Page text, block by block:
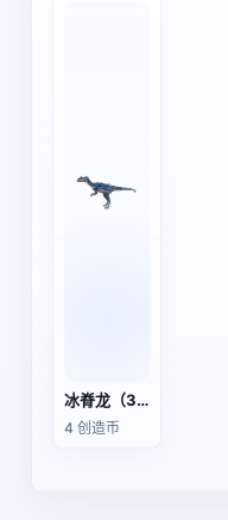
冰脊龙（3D动画模型）
4 创造币